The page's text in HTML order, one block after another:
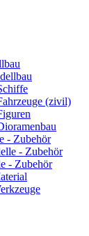
(zivil)
- Zubehör
- Zubehör
- Zubehör